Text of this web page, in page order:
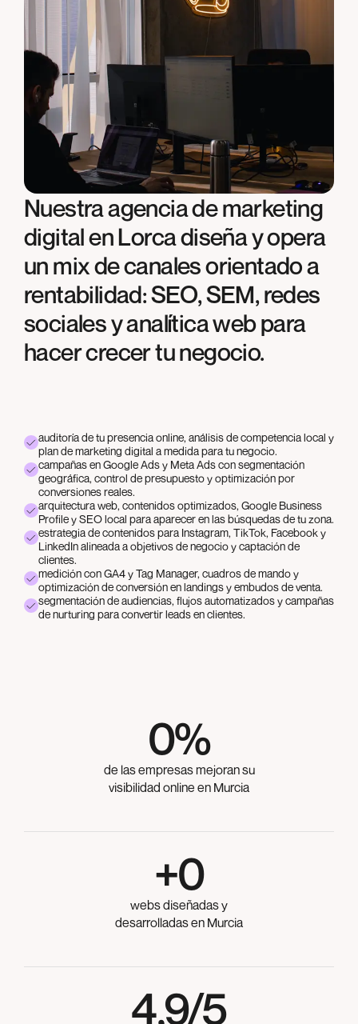
Nuestra agencia de marketing
digital en Lorca diseña y opera
un mix de canales orientado a
rentabilidad: SEO, SEM, redes
sociales y analítica web para
hacer crecer tu negocio.
auditoría de tu presencia online, análisis de competencia local y
plan de marketing digital a medida para tu negocio.
campañas en Google Ads y Meta Ads con segmentación
geográfica, control de presupuesto y optimización por
conversiones reales.
arquitectura web, contenidos optimizados, Google Business
Profile y SEO local para aparecer en las búsquedas de tu zona.
estrategia de contenidos para Instagram, TikTok, Facebook y
LinkedIn alineada a objetivos de negocio y captación de
clientes.
medición con GA4 y Tag Manager, cuadros de mando y
optimización de conversión en landings y embudos de venta.
segmentación de audiencias, flujos automatizados y campañas
de nurturing para convertir leads en clientes.
0%
de las empresas mejoran su
visibilidad online en Murcia
+0
webs diseñadas y
desarrolladas en Murcia
4,9/5